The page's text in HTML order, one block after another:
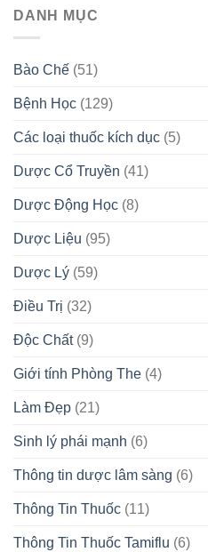
DANH MỤC
Bào Chế (51)
Bệnh Học (129)
Các loại thuốc kích dục (5)
Dược Cổ Truyền (41)
Dược Động Học (8)
Dược Liệu (95)
Dược Lý (59)
Điều Trị (32)
Độc Chất(9)
Giới tính Phòng The (4)
Làm Đẹp (21)
Sinh lý phái mạnh (6)
Thông tin dược lâm sàng (6)
Thông Tin Thuốc (11)
Thông Tin Thuốc Tamiflu (6)